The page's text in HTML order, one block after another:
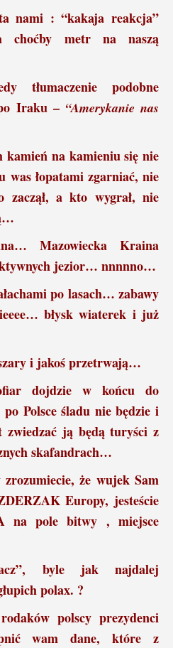
nami : “kakaja reakcja”
choćby metr na naszą
tłumaczenie podobne
Iraku – “Amerykanie nas
na kamieniu się nie
was łopatami zgarniać, nie
zaczął, a kto wygrał, nie
Mazowiecka Kraina
jezior… nnnnno…
po lasach… zabawy
błysk wiaterek i już
i jakoś przetrwają…
dojdzie w końcu do
Polsce śladu nie będzie i
zwiedzać ją będą turyści z
skafandrach…
że wujek Sam
Europy, jesteście
na pole bitwy , miejsce
byle jak najdalej
polax. ?
polscy prezydenci
wam dane, które z